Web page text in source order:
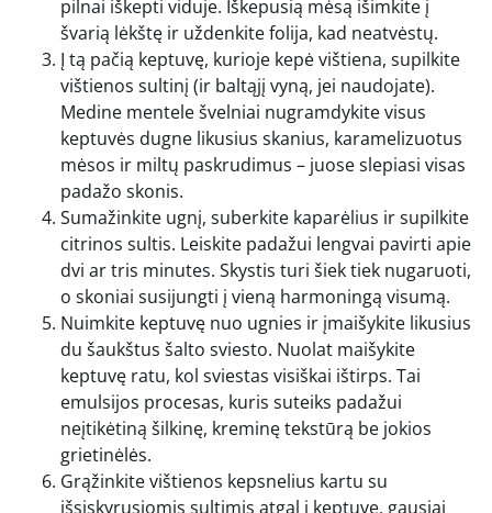
pilnai iškepti viduje. Iškepusią mėsą išimkite į
švarią lėkštę ir uždenkite folija, kad neatvėstų.
Į tą pačią keptuvę, kurioje kepė vištiena, supilkite
vištienos sultinį (ir baltąjį vyną, jei naudojate).
Medine mentele švelniai nugramdykite visus
keptuvės dugne likusius skanius, karamelizuotus
mėsos ir miltų paskrudimus – juose slepiasi visas
padažo skonis.
Sumažinkite ugnį, suberkite kaparėlius ir supilkite
citrinos sultis. Leiskite padažui lengvai pavirti apie
dvi ar tris minutes. Skystis turi šiek tiek nugaruoti,
o skoniai susijungti į vieną harmoningą visumą.
Nuimkite keptuvę nuo ugnies ir įmaišykite likusius
du šaukštus šalto sviesto. Nuolat maišykite
keptuvę ratu, kol sviestas visiškai ištirps. Tai
emulsijos procesas, kuris suteiks padažui
neįtikėtiną šilkinę, kreminę tekstūrą be jokios
grietinėlės.
Grąžinkite vištienos kepsnelius kartu su
išsiskyrusiomis sultimis atgal į keptuvę, gausiai